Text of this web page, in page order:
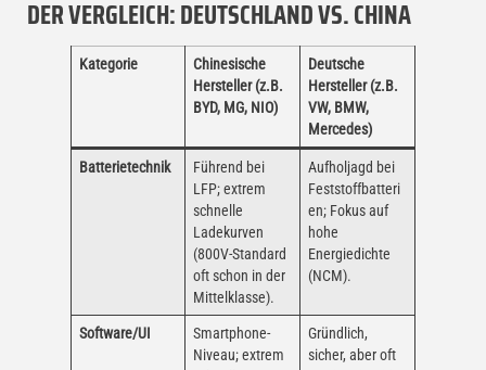
DER VERGLEICH: DEUTSCHLAND VS. CHINA
Kategorie
Chinesische
Hersteller (z.B.
BYD, MG, NIO)
Deutsche
Hersteller (z.B.
VW, BMW,
Mercedes)
Batterietechnik
Führend bei
LFP; extrem
schnelle
Ladekurven
(800V-Standard
oft schon in der
Mittelklasse).
Aufholjagd bei
Feststoffbatteri
en; Fokus auf
hohe
Energiedichte
(NCM).
Software/UI
Smartphone-
Niveau; extrem
Gründlich,
sicher, aber oft